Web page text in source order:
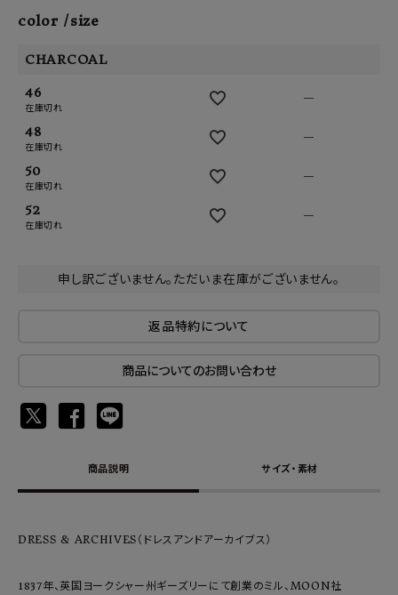
color size
CHARCOAL
46
在庫切れ
—
48
在庫切れ
—
50
在庫切れ
—
52
在庫切れ
—
申し訳ございません。ただいま在庫がございません。
返品特約について
商品についてのお問い合わせ
商品説明 サイズ・素材
DRESS & ARCHIVES（ドレスアンドアーカイブス）
1837年、英国ヨークシャー州ギーズリーにて創業のミル、MOON社